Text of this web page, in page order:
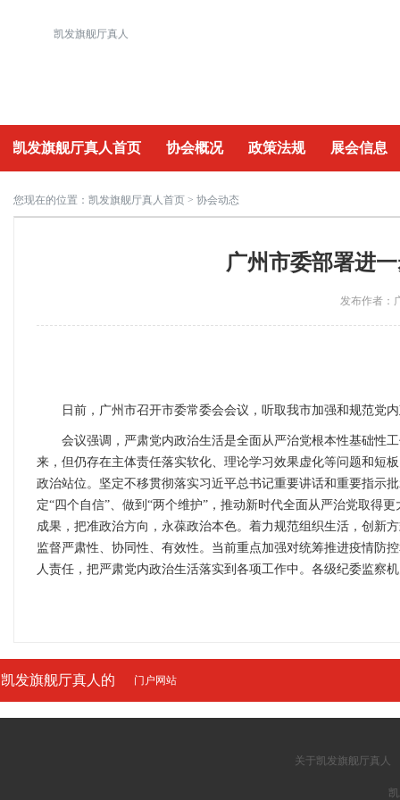
凯发旗舰厅真人
凯发旗舰厅真人首页 协会概况 政策法规 展会信息
重要活动
您现在的位置： 凯发旗舰厅真人首页 > 协会动态
广州市委部署进
发布作者
日前，广州市召开市委常委会会议，听取我市加强和规范党内
会议强调，严肃党内政治生活是全面从严治党根本性基础性工
来，但仍存在主体责任落实软化、理论学习效果虚化等问题和短
政治站位。坚定不移贯彻落实习近平总书记重要讲话和重要指示
定“四个自信”、做到“两个维护”，推动新时代全面从严治党取得
成果，把准政治方向，永葆政治本色。着力规范组织生活，创新
监督严肃性、协同性、有效性。当前重点加强对统筹推进疫情防
人责任，把严肃党内政治生活落实到各项工作中。各级纪委监察
凯发旗舰厅真人的
友情链接
门户网站
关于凯发旗舰厅真人